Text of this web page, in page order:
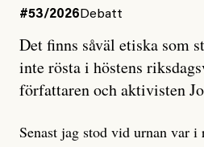
Artikeln undersöker inte, som
är sant, vad som är rykten”,
ännu mer ryktesspridning. Det
misstänkta personen är en
#53/2026 Debatt
Det finns såväl etiska som
inte rösta i höstens
författaren och aktivisten
Senast jag stod vid urnan var